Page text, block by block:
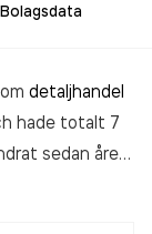
Bolagsdata
detaljhandel
hade totalt 7
sedan året